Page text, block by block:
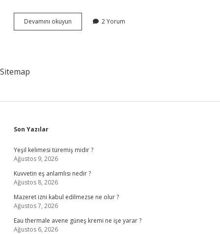
Devamını okuyun
Tl
2 Yorum
Sitemap
Sidebar
Son Yazılar
Yeşil kelimesi türemiş midir ?
Ağustos 9, 2026
Kuvvetin eş anlamlısı nedir ?
Ağustos 8, 2026
Mazeret izni kabul edilmezse ne olur ?
Ağustos 7, 2026
Eau thermale avene güneş kremi ne işe yarar ?
Ağustos 6, 2026